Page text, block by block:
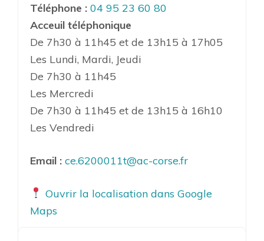
Téléphone : 04 95 23 60 80
Acceuil téléphonique
De 7h30 à 11h45 et de 13h15 à 17h05
Les Lundi, Mardi, Jeudi
De 7h30 à 11h45
Les Mercredi
De 7h30 à 11h45 et de 13h15 à 16h10
Les Vendredi
Email : ce.6200011t@ac-corse.fr
Ouvrir la localisation dans Google
Maps